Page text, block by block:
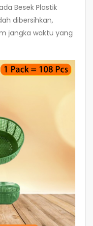
Besek Plastik
dibersihkan,
jangka waktu yang